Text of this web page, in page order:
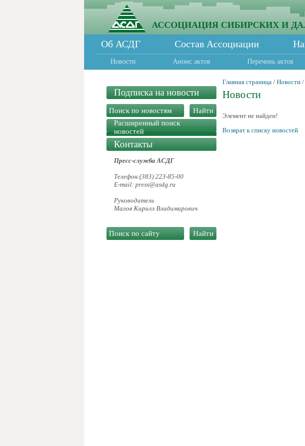
АССОЦИАЦИЯ СИБИРСКИХ И
Об АСДГ Состав Ассоциации
Новости Анонс актов Перечень актов
Подписка на новости
Расширенный поиск
новостей
Контакты
Пресс-служба АСДГ
Телефон:(383) 223-85-00
E-mail: press@asdg.ru
Руководитель
Малов Кирилл Владимирович
Главная страница / Новости /
Новости
Элемент не найден!
Возврат к списку новостей